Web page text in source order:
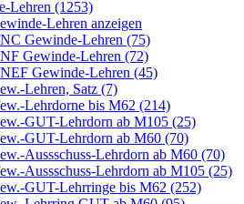
Lehren (1253)
Lehren anzeigen
Gewinde-Lehren (75)
Gewinde-Lehren (72)
Gewinde-Lehren (45)
Lehren, Satz (7)
Lehrdorne bis M62 (214)
GUT-Lehrdorn ab M105 (25)
GUT-Lehrdorn ab M60 (70)
Aussschuss-Lehrdorn ab M60 (70)
Aussschuss-Lehrdorn ab M105 (25)
GUT-Lehrringe bis M62 (252)